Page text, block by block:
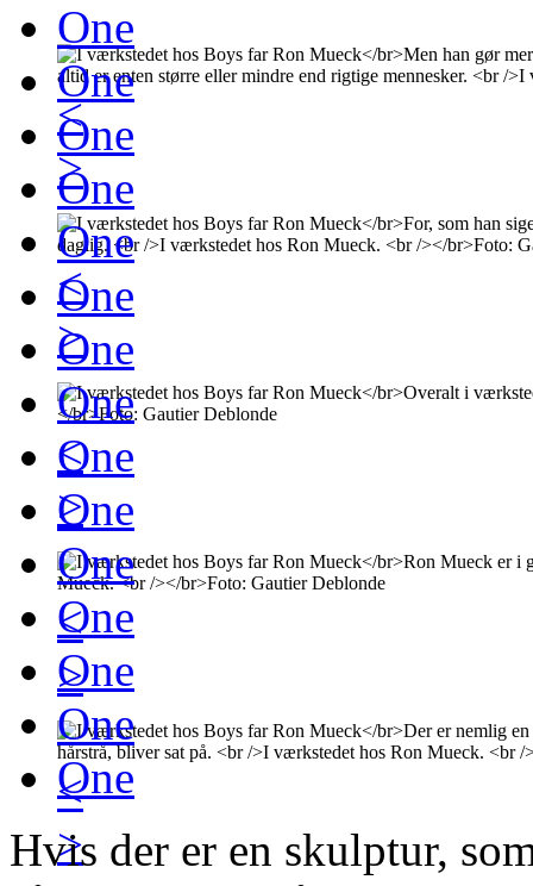
<
>
<
>
<
>
<
>
<
>
One
One
One
One
One
One
One
One
One
One
One
One
One
One
One
Hvis der er en skulptur,